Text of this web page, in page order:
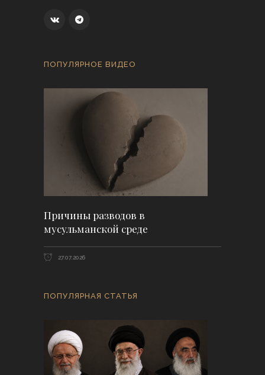
ПОПУЛЯРНОЕ ВИДЕО
Причины разводов в
мусульманской среде
27.07.2026
ПОПУЛЯРНАЯ СТАТЬЯ